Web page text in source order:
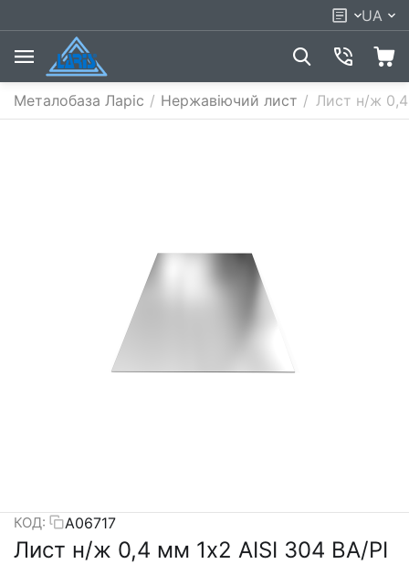
UA
Металобаза Ларіс / Нержавіючий лист / Лист н/ж
КОД: А06717
Лист н/ж 0,4 мм 1х2 АISI 304 BA/PI